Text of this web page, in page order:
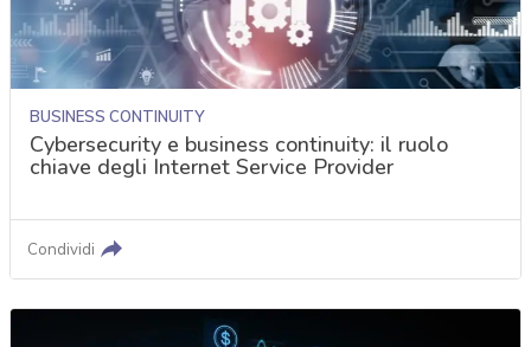
BUSINESS CONTINUITY
Cybersecurity e business continuity: il ruolo
chiave degli Internet Service Provider
Condividi